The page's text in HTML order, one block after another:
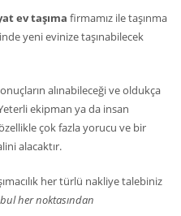
ev taşıma firmamız ile taşınma
yeni evinize taşınabilecek
alınabileceği ve oldukça
ekipman ya da insan
çok fazla yorucu ve bir
alacaktır.
her türlü nakliye talebiniz
her noktasından